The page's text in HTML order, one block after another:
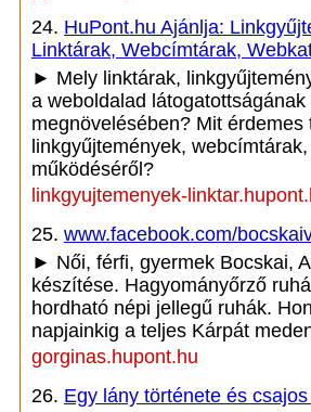
24. HuPont.hu Ajánlja:
Linktárak, Webcímtárak,
► Mely linktárak,
a weboldalad látogatottságának
megnövelésében? Mit érdemes
linkgyűjtemények,
működéséről?
linkgyujtemenyek-
25. www.facebook.com/
► Női, férfi, gyermek Bocskai,
készítése. Hagyományőrző
hordható népi jellegű ruhák.
napjainkig a teljes Kárpát
gorginas.hupont.hu
26. Egy lány története és csajos